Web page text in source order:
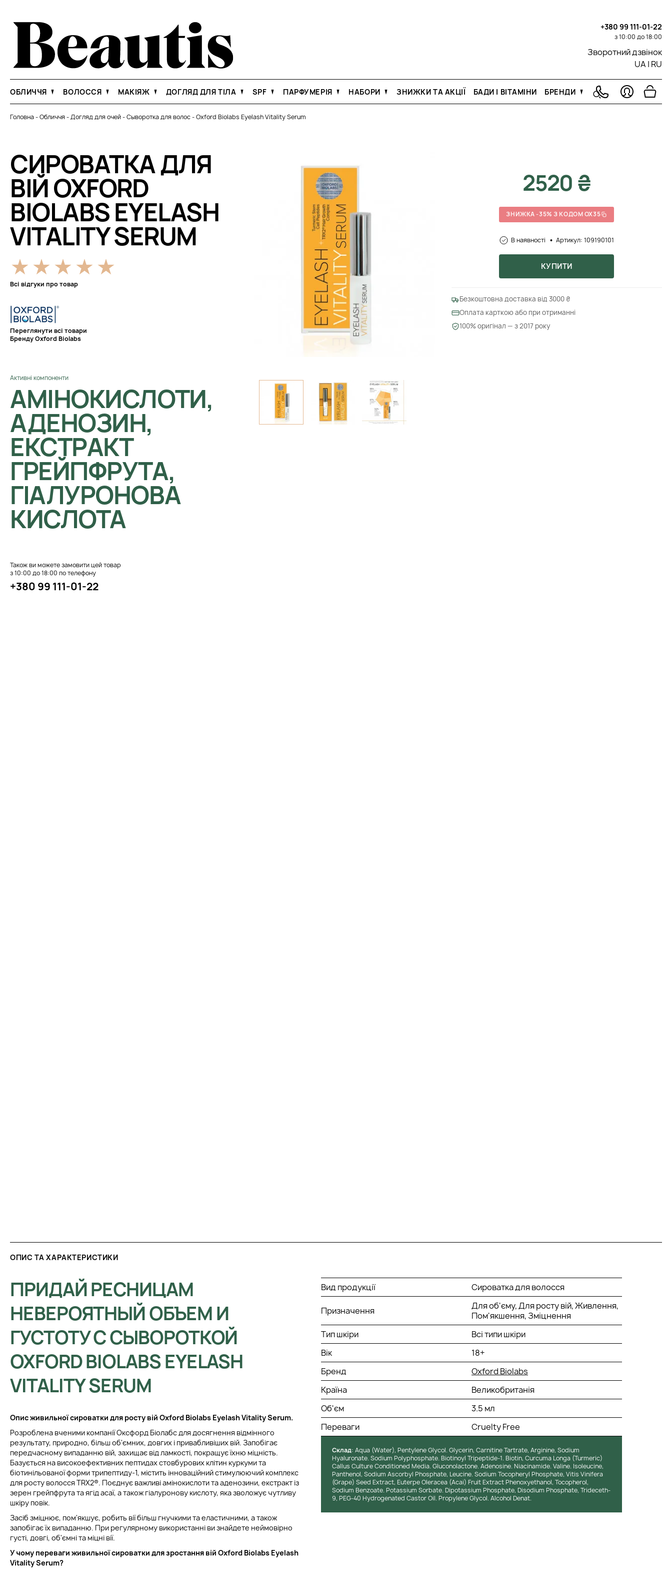
+380 99 111-01-22
з 10:00 до 18:00
Зворотний дзвінок
UA | RU
ОБЛИЧЧЯ ВОЛОССЯ МАКІЯЖ ДОГЛЯД ДЛЯ ТІЛА SPF ПАРФУМЕРІЯ НАБОРИ ЗНИЖКИ ТА АКЦІЇ БАДИ І ВІТАМІНИ БРЕНДИ
Головна-Обличчя -Догляд для очей-Сыворотка для волос-Oxford Biolabs Eyelash Vitality Serum
СИРОВАТКА ДЛЯ
ВІЙ OXFORD
BIOLABS EYELASH
VITALITY SERUM
Всі відгуки про товар
Переглянути всі товари
Бренду Oxford Biolabs
Активні компоненти
АМІНОКИСЛОТИ,
АДЕНОЗИН,
ЕКСТРАКТ
ГРЕЙПФРУТА,
ГІАЛУРОНОВА
КИСЛОТА
Також ви можете замовити цей товар
з 10:00 до 18:00 по телефону
+380 99 111-01-22
2520 ₴
ЗНИЖКА -35% З КОДОМ OX35
В наявності Артикул: 109190101
КУПИТИ
Безкоштовна доставка від 3000 ₴
Оплата карткою або при отриманні
100% оригінал — з 2017 року
ОПИС ТА ХАРАКТЕРИСТИКИ
ПРИДАЙ РЕСНИЦАМ
НЕВЕРОЯТНЫЙ ОБЪЕМ И
ГУСТОТУ С СЫВОРОТКОЙ
OXFORD BIOLABS EYELASH
VITALITY SERUM
Опис живильної сироватки для росту вій Oxford Biolabs Eyelash Vitality Serum.
Розроблена вченими компанії Оксфорд Біолабс для досягнення відмінного
результату, природно, більш об'ємних, довгих і привабливіших вій. Запобігає
передчасному випаданню вій, захищає від ламкості, покращує їхню міцність.
Базується на високоефективних пептидах стовбурових клітин куркуми та
біотинільованої форми трипептиду-1, містить інноваційний стимулюючий комплекс
для росту волосся TRX2®. Поєднує важливі амінокислоти та аденозини, екстракт із
зерен грейпфрута та ягід асаї, а також гіалуронову кислоту, яка зволожує чутливу
шкіру повік.
Засіб зміцнює, пом'якшує, робить вії більш гнучкими та еластичними, а також
запобігає їх випаданню. При регулярному використанні ви знайдете неймовірно
густі, довгі, об'ємні та міцні вії.
У чому переваги живильної сироватки для зростання вій Oxford Biolabs Eyelash
Vitality Serum?
Вид продукції Сироватка для волосся
Призначення
Для об'єму, Для росту вій, Живлення,
Пом'якшення, Зміцнення
Тип шкіри
Всі типи шкіри
Вік
18+
Бренд
Oxford Biolabs
Країна
Великобританія
Об'єм
3.5 мл
Переваги
Cruelty Free
Cклад: Aqua (Water), Pentylene Glycol. Glycerin, Carnitine Tartrate, Arginine, Sodium
Hyaluronate. Sodium Polyphosphate. Biotinoyl Tripeptide-1. Biotin, Curcuma Longa (Turmeric)
Callus Culture Conditioned Media. Gluconolactone. Adenosine. Niacinamide. Valine. Isoleucine,
Panthenol, Sodium Ascorbyl Phosphate, Leucine. Sodium Tocopheryl Phosphate, Vitis Vinifera
(Grape) Seed Extract, Euterpe Oleracea (Acai) Fruit Extract Phenoxyethanol, Tocopherol,
Sodium Benzoate. Potassium Sorbate. Dipotassium Phosphate, Disodium Phosphate, Trideceth-
9, PEG-40 Hydrogenated Castor Oil. Propylene Glycol. Alcohol Denat.